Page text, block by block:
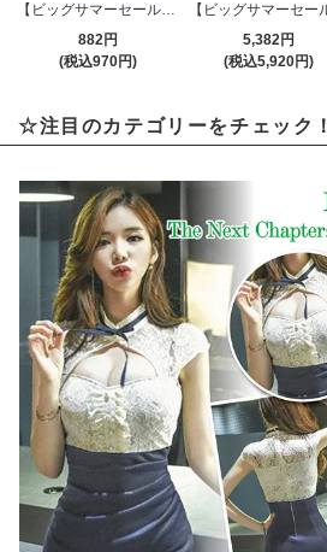
【ビッグサマーセール対象品】バストが盛れるヌードブラ(NUDEBRA)
882円
(税込970円)
5,382円
(税込5,920円)
☆注目のカテゴリーをチェック！